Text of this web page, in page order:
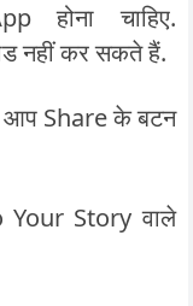
होना चाहिए.
नहीं कर सकते हैं.
आप Share के बटन
Story वाले